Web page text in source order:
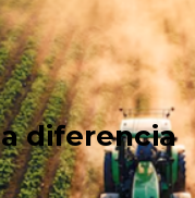
diferencia